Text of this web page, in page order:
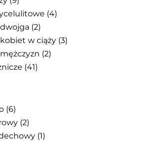
(4)
(2)
w ciąży(3)
(2)
(41)
(6)
(2)
(1)